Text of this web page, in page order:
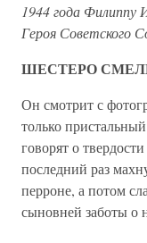
1944 года Филиппу
Героя Советского
ШЕСТЕРО
Он смотрит с
только
говорят о
последний раз
перроне, а потом
сыновней заботы о